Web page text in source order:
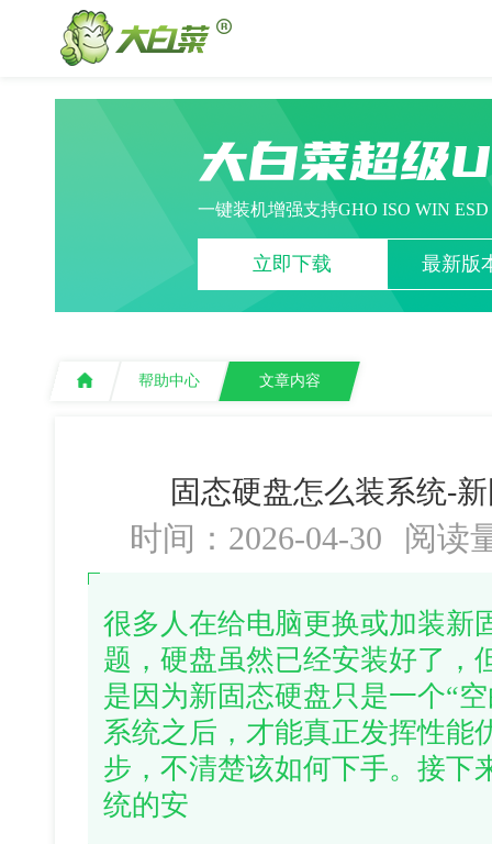
大白菜超级
一键装机增强支持GHO ISO WIN
立即下载 最新版
帮助中心 文章内容
固态硬盘怎么装系统-
时间：2026-04-30 阅读
很多人在给电脑更换或加装新
题，硬盘虽然已经安装好了，
是因为新固态硬盘只是一个“
系统之后，才能真正发挥性能
步，不清楚该如何下手。接下
统的安